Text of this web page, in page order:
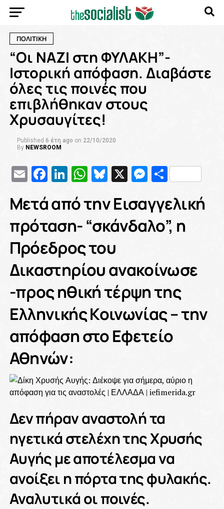
ΠΟΛΙΤΙΚΗ
“Οι ΝΑΖΙ στη ΦΥΛΑΚΗ”-
Ιστορική απόφαση. Διαβάστε
όλες τις ποινές που
επιβλήθηκαν στους
Χρυσαυγίτες!
Published 6 έτη ago on 22/10/2020
By NEWSROOM
EmailFacebook
LinkedIn
WhatsApp
Bluesky
X
Μετά από την Εισαγγελική
πρόταση- “σκάνδαλο”, η
Πρόεδρος του
Δικαστηρίου ανακοίνωσε
-προς ηθική τέρψη της
Ελληνικής Κοινωνίας – την
απόφαση στο Εφετείο
Αθηνών:
Δεν πήραν αναστολή τα
ηγετικά στελέχη της Χρυσής
Αυγής με αποτέλεσμα να
ανοίξει η πόρτα της φυλακής.
Αναλυτικά οι ποινές.